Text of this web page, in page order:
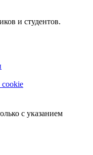
и студентов.
cookie
с указанием